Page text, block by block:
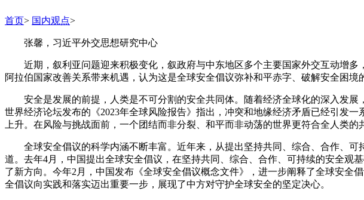
首页> 国内观点>
张馨， 习近平外交思想研究中心
近期，叙利亚问题迎来积极变化，叙政府与中东地区多个主要国家外交互动增
阿拉伯国家改善关系带来机遇，认为这是全球安全倡议弥补和平赤字、破解安全困境
安全是发展的前提，人类是不可分割的安全共同体。随着经济全球化的深入发
世界经济论坛发布的《2023年全球风险报告》指出，冲突和地缘经济矛盾已经引发
上升。在风险与挑战面前，一个团结而非分裂、和平而非动荡的世界更符合全人类的
全球安全倡议的科学内涵不断丰富。近年来，从提出坚持共同、综合、合作、
道。去年4月，中国提出全球安全倡议，在坚持共同、综合、合作、可持续的安全
了新方向。今年2月，中国发布《全球安全倡议概念文件》，进一步阐释了全球安全
全倡议向实践和落实迈出重要一步，展现了中方对守护全球安全的坚定决心。